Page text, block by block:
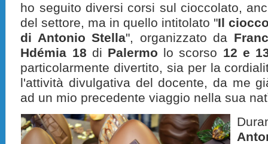
ho seguito diversi corsi sul cioccolato,
del settore, ma in quello intitolato "Il
di Antonio Stella", organizzato da
Hdémia 18 di Palermo lo scorso 12 e
particolarmente divertito, sia per la
l'attività divulgativa del docente, da me
ad un mio precedente viaggio nella sua